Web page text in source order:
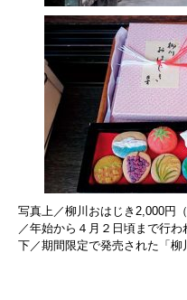
写真上／柳川おはじき2,000円
／年始から４月２日頃まで行
下／期間限定で発売された「柳